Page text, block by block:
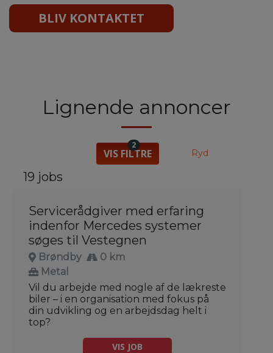
BLIV KONTAKTET
Lignende annoncer
VIS FILTRE
2
Ryd
19 jobs
Servicerådgiver med erfaring
indenfor Mercedes systemer
søges til Vestegnen
Brøndby
0 km
Metal
Vil du arbejde med nogle af de lækreste
biler – i en organisation med fokus på
din udvikling og en arbejdsdag helt i
top?
VIS JOB